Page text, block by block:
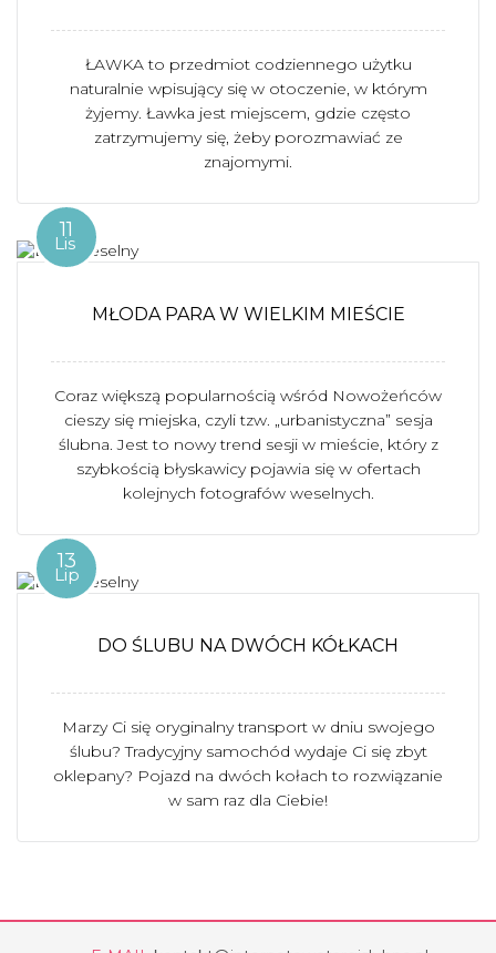
ŁAWKA to przedmiot codziennego użytku
naturalnie wpisujący się w otoczenie, w którym
żyjemy. Ławka jest miejscem, gdzie często
zatrzymujemy się, żeby porozmawiać ze
znajomymi.
11
Lis
MŁODA PARA W WIELKIM MIEŚCIE
Coraz większą popularnością wśród Nowożeńców
cieszy się miejska, czyli tzw. „urbanistyczna” sesja
ślubna. Jest to nowy trend sesji w mieście, który z
szybkością błyskawicy pojawia się w ofertach
kolejnych fotografów weselnych.
13
Lip
DO ŚLUBU NA DWÓCH KÓŁKACH
Marzy Ci się oryginalny transport w dniu swojego
ślubu? Tradycyjny samochód wydaje Ci się zbyt
oklepany? Pojazd na dwóch kołach to rozwiązanie
w sam raz dla Ciebie!